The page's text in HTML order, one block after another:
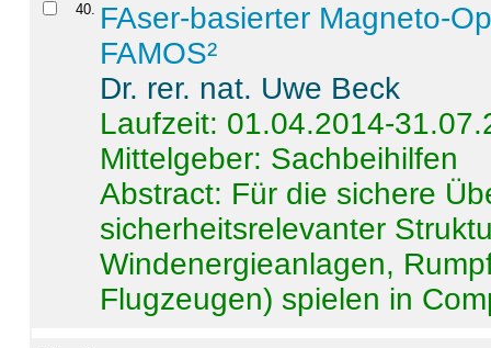
40. FAser-basierter Magneto-
FAMOS²
Dr. rer. nat. Uwe Beck
Laufzeit: 01.04.2014-
Mittelgeber: Sachbeihilfen
Abstract: Für die sichere
sicherheitsrelevanter
Windenergieanlagen,
Flugzeugen) spielen in